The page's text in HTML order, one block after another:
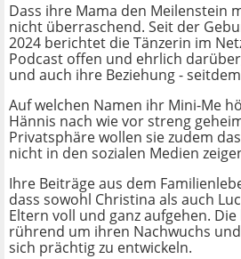
Dass ihre Mama den Meilenstein
nicht überraschend. Seit der
2024 berichtet die Tänzerin im
Podcast offen und ehrlich
und auch ihre Beziehung -
Auf welchen Namen ihr Mini-Me
Hännis nach wie vor streng
Privatsphäre wollen sie zudem
nicht in den sozialen Medien
Ihre Beiträge aus dem
dass sowohl Christina als auch
Eltern voll und ganz aufgehen.
rührend um ihren Nachwuchs
sich prächtig zu entwickeln.